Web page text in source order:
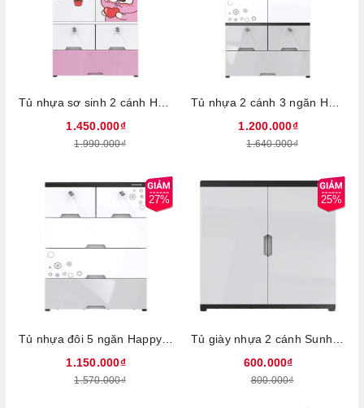
1.450.000₫
1.990.000₫
1.200.000₫
1.640.000₫
27%
1.150.000₫
1.570.000₫
25%
600.000₫
800.000₫